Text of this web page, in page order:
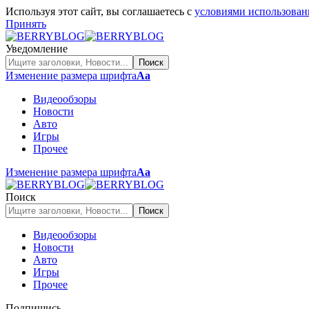
Используя этот сайт, вы соглашаетесь с условиями
Принять
Уведомление
Изменение размера шрифтаАа
Видеообзоры
Новости
Авто
Игры
Прочее
Изменение размера шрифтаАа
Поиск
Видеообзоры
Новости
Авто
Игры
Прочее